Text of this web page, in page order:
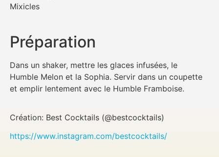
Mixicles
Préparation
Dans un shaker, mettre les glaces infusées, le
Humble Melon et la Sophia. Servir dans un coupette
et emplir lentement avec le Humble Framboise.
Création: Best Cocktails (@bestcocktails)
https://www.instagram.com/bestcocktails/